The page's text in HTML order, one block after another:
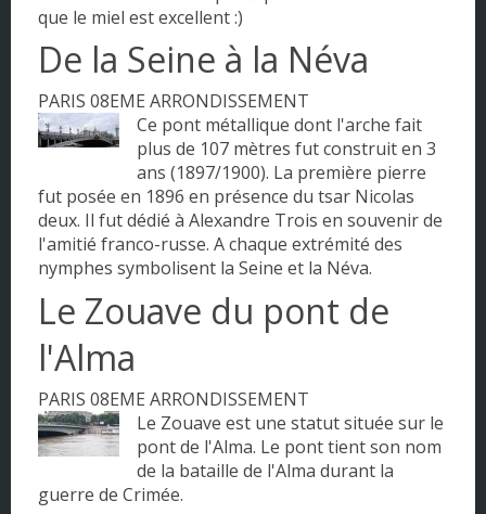
que le miel est excellent :)
De la Seine à la Néva
PARIS 08EME ARRONDISSEMENT
Ce pont métallique dont l'arche fait
plus de 107 mètres fut construit en 3
ans (1897/1900). La première pierre
fut posée en 1896 en présence du tsar Nicolas
deux. Il fut dédié à Alexandre Trois en souvenir de
l'amitié franco-russe. A chaque extrémité des
nymphes symbolisent la Seine et la Néva.
Le Zouave du pont de
l'Alma
PARIS 08EME ARRONDISSEMENT
Le Zouave est une statut située sur le
pont de l'Alma. Le pont tient son nom
de la bataille de l'Alma durant la
guerre de Crimée.